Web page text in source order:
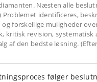
Næsten alle
Problemet identificeres,
forskellige muligheder
kritisk revision, systematisk
af den bedste løsning.
følger